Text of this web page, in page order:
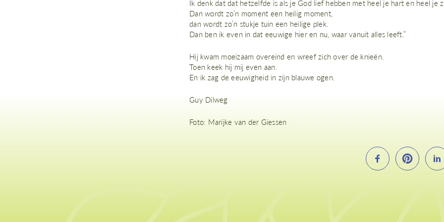
Ik denk dat dat hetzelfde is als je God lief hebben met heel je hart en heel je
Dan wordt zo’n moment een heilig moment,
dan wordt zo’n stukje tuin een heilige plek.
Dan ben ik even in dat eeuwige hier en nu, waar vanuit alles leeft.”
Hij kwam moeizaam overeind en wreef zich over de knieën.
Toen keek hij mij even aan.
En ik zag de eeuwigheid in zijn blauwe ogen.
Guy Dilweg
Foto: Marijke van der Giessen